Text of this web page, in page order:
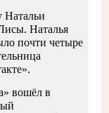
Натальи
Наталья
почти четыре
вошёл в